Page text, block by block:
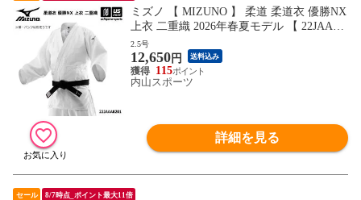
ミズノ 【 MIZUNO 】 柔道 柔道衣 優勝NX
上衣 二重織 2026年春夏モデル 【 22JAAA8
201 柔道着 帯別売り 練習 トレーニング 部
活動 中学生 高校生 学生 】【翌日配達対
象】[自社]
2.5号
12,650円 送料込み
115
内山スポーツ
詳細を見る
セール 8/7時点_ポイント最大11倍